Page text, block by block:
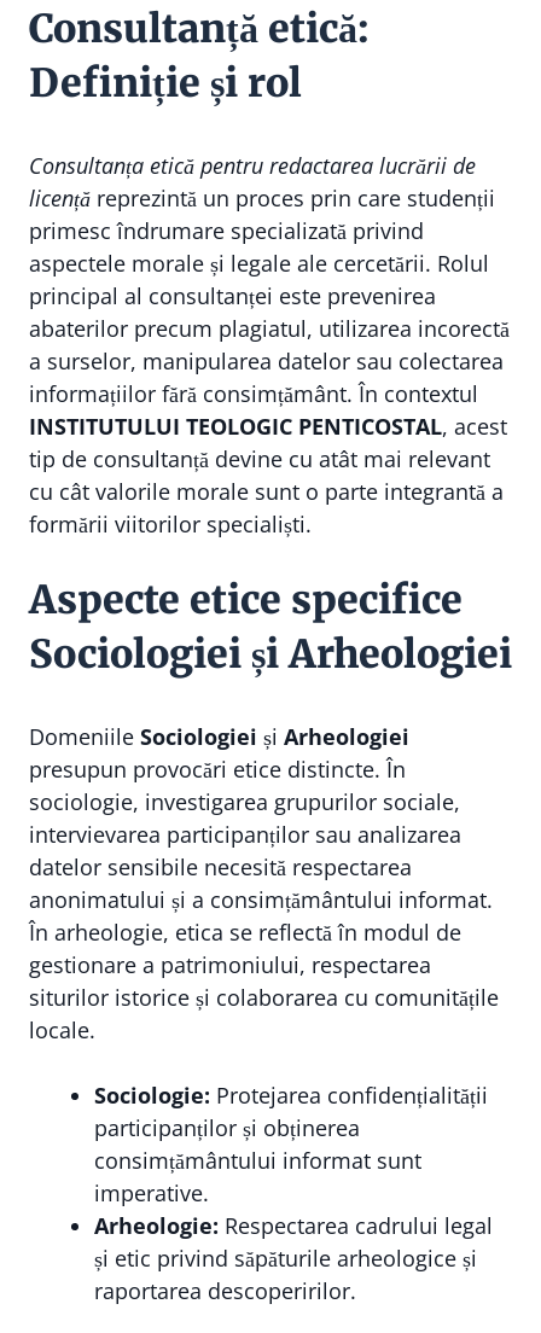
Consultanță etică:
Definiție și rol
Consultanța etică pentru redactarea lucrării de
licență reprezintă un proces prin care studenții
primesc îndrumare specializată privind
aspectele morale și legale ale cercetării. Rolul
principal al consultanței este prevenirea
abaterilor precum plagiatul, utilizarea incorectă
a surselor, manipularea datelor sau colectarea
informațiilor fără consimțământ. În contextul
INSTITUTULUI TEOLOGIC PENTICOSTAL, acest
tip de consultanță devine cu atât mai relevant
cu cât valorile morale sunt o parte integrantă a
formării viitorilor specialiști.
Aspecte etice specifice
Sociologiei și Arheologiei
Domeniile Sociologiei și Arheologiei
presupun provocări etice distincte. În
sociologie, investigarea grupurilor sociale,
intervievarea participanților sau analizarea
datelor sensibile necesită respectarea
anonimatului și a consimțământului informat.
În arheologie, etica se reflectă în modul de
gestionare a patrimoniului, respectarea
siturilor istorice și colaborarea cu comunitățile
locale.
Sociologie: Protejarea confidențialității
participanților și obținerea
consimțământului informat sunt
imperative.
Arheologie: Respectarea cadrului legal
și etic privind săpăturile arheologice și
raportarea descoperirilor.